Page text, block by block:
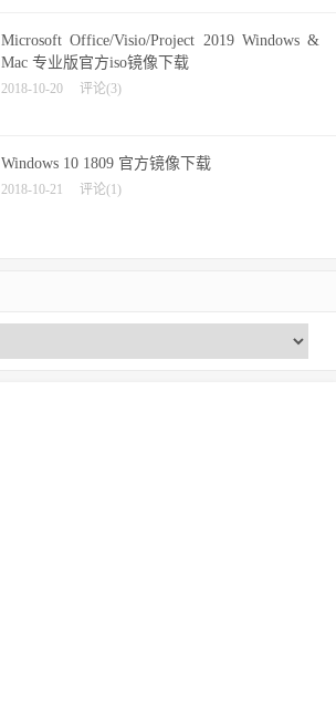
Microsoft Office/Visio/Project 2019 Windows &
Mac 专业版官方iso镜像下载
2018-10-20 评论(3)
Windows 10 1809 官方镜像下载
2018-10-21 评论(1)